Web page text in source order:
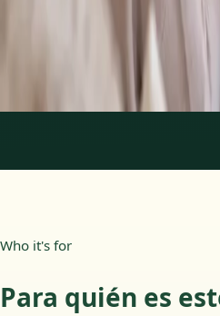
Psicología
Who it's for
Para quién es